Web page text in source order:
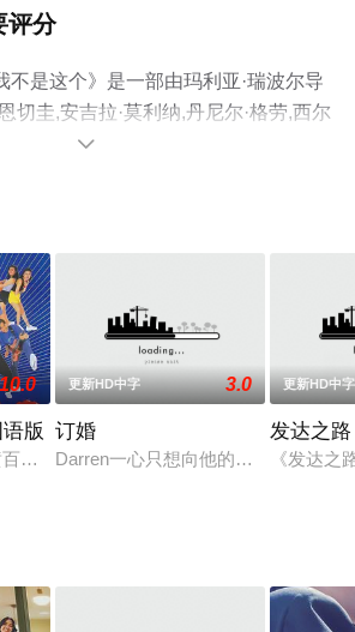
评分
不是这个》是一部由玛利亚·瑞波尔导
切圭,安吉拉·莫利纳,丹尼尔·格劳,西尔
博,亚当·杰济尔斯
牙电影，手机免费观看高清无删减
网等平台了解。

10.0
版
鸣 饰）前世是法力高强的“开心鬼”，凭着
更新HD中字 3.0
订婚
Darren一心只想向他的男友求婚 點解
更新HD中字
发达之路
《发达之